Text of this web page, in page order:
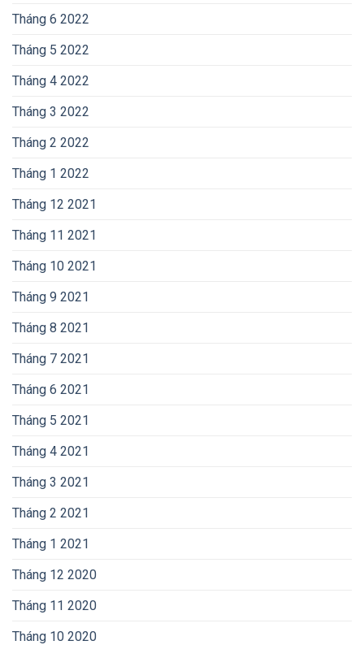
Tháng 6 2022
Tháng 5 2022
Tháng 4 2022
Tháng 3 2022
Tháng 2 2022
Tháng 1 2022
Tháng 12 2021
Tháng 11 2021
Tháng 10 2021
Tháng 9 2021
Tháng 8 2021
Tháng 7 2021
Tháng 6 2021
Tháng 5 2021
Tháng 4 2021
Tháng 3 2021
Tháng 2 2021
Tháng 1 2021
Tháng 12 2020
Tháng 11 2020
Tháng 10 2020